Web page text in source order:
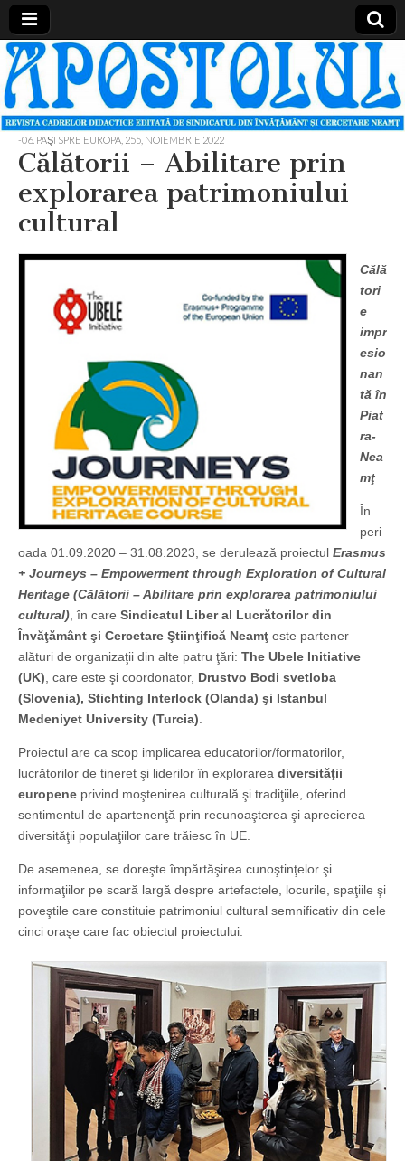
Apostolul
Revista
cadrelor
didactice
din
judetul
Neamt
-06. PAŞI SPRE EUROPA 255, NOIEMBRIE 2022
Călătorii – Abilitare prin
explorarea patrimoniului
cultural
Călă
tori
e
impr
esio
nan
tă în
Piat
ra-
Nea
mţ
În
peri
oada 01.09.2020 – 31.08.2023, se derulează proiectul Erasmus
+ Journeys – Empowerment through Exploration of Cultural
Heritage (Călătorii – Abilitare prin explorarea patrimoniului
cultural), în care Sindicatul Liber al Lucrătorilor din
Învăţământ şi Cercetare Ştiinţifică Neamţ este partener
alături de organizaţii din alte patru ţări: The Ubele Initiative
(UK), care este şi coordonator, Drustvo Bodi svetloba
(Slovenia), Stichting Interlock (Olanda) şi Istanbul
Medeniyet University (Turcia).
Proiectul are ca scop implicarea educatorilor/formatorilor,
lucrătorilor de tineret şi liderilor în explorarea diversităţii
europene privind moştenirea culturală şi tradiţiile, oferind
sentimentul de apartenenţă prin recunoaşterea şi aprecierea
diversităţii populaţiilor care trăiesc în UE.
De asemenea, se doreşte împărtăşirea cunoştinţelor şi
informaţiilor pe scară largă despre artefactele, locurile, spaţiile şi
poveştile care constituie patrimoniul cultural semnificativ din cele
cinci oraşe care fac obiectul proiectului.